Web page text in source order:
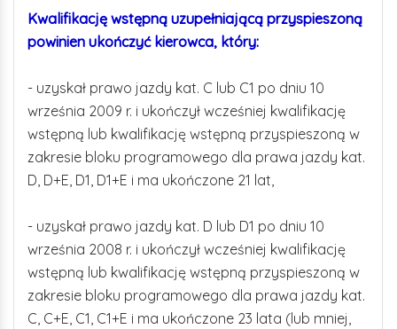
Kwalifikację wstępną uzupełniającą przyspieszoną
powinien ukończyć kierowca, który:
- uzyskał prawo jazdy kat. C lub C1 po dniu 10
września 2009 r. i ukończył wcześniej kwalifikację
wstępną lub kwalifikację wstępną przyspieszoną w
zakresie bloku programowego dla prawa jazdy kat.
D, D+E, D1, D1+E i ma ukończone 21 lat,
- uzyskał prawo jazdy kat. D lub D1 po dniu 10
września 2008 r. i ukończył wcześniej kwalifikację
wstępną lub kwalifikację wstępną przyspieszoną w
zakresie bloku programowego dla prawa jazdy kat.
C, C+E, C1, C1+E i ma ukończone 23 lata (lub mniej,